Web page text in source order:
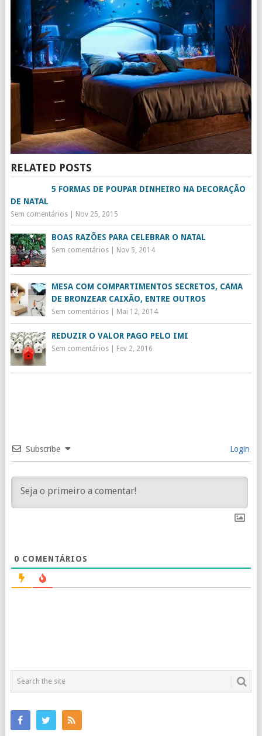
RELATED POSTS
5 FORMAS DE POUPAR DINHEIRO NA DECORAÇÃO
DE NATAL
Sem comentários| Nov 25, 2015
BOAS RAZÕES PARA CELEBRAR O NATAL
Sem comentários| Nov 5, 2014
MESA COM COMPARTIMENTOS SECRETOS, CAMA
DE BRONZEAR CAIXÃO, ENTRE OUTROS
Sem comentários| Mai 12, 2014
REDUZIR O VALOR PAGO PELO IMI
Sem comentários| Fev 2, 2016
Subscribe Login
0 COMENTÁRIOS